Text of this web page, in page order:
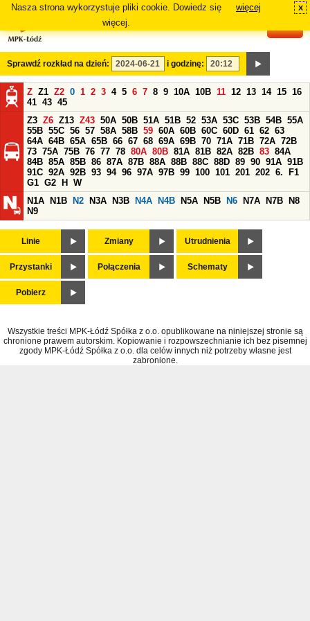
Nasza strona wykorzystuje pliki cookie. Dowiedz się
więcej.
więcej x
Sprawdź rozkład na dzień: i godzinę:
Z Z1 Z2 0 1 2 3 4 5 6 7 8 9 10A 10B 11 12 13 14 15 16
41 43 45
Z3 Z6 Z13 Z43 50A 50B 51A 51B 52 53A 53C 53B 54B 55A
55B 55C 56 57 58A 58B 59 60A 60B 60C 60D 61 62 63
64A 64B 65A 65B 66 67 68 69A 69B 70 71A 71B 72A 72B
73 75A 75B 76 77 78 80A 80B 81A 81B 82A 82B 83 84A
84B 85A 85B 86 87A 87B 88A 88B 88C 88D 89 90 91A 91B
91C 92A 92B 93 94 96 97A 97B 99 100 101 201 202 6.
F1
G1 G2 H
W
N1A
N1B N2 N3A N3B N4A N4B N5A N5B N6 N7A N7B
N8
N9
Linie Zmiany Utrudnienia
Przystanki Połączenia Schematy
Pobierz
Wszystkie treści MPK-Łódź Spółka z o.o. opublikowane na niniejszej stronie są
chronione prawem autorskim. Kopiowanie i rozpowszechnianie ich bez pisemnej
zgody MPK-Łódź Spółka z o.o. dla celów innych niż potrzeby własne jest
zabronione.